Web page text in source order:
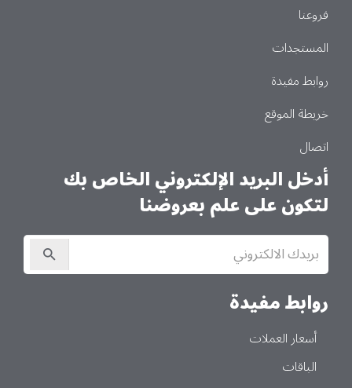
فروعنا
المستجدات
روابط مفيدة
خريطة الموقع
اتصال
أدخل البريد الإلكتروني الخاص بك
لتكون على علم بعروضنا
الاشتراك
في
النشرة
روابط مفيدة
أسعار العملات
الباقات